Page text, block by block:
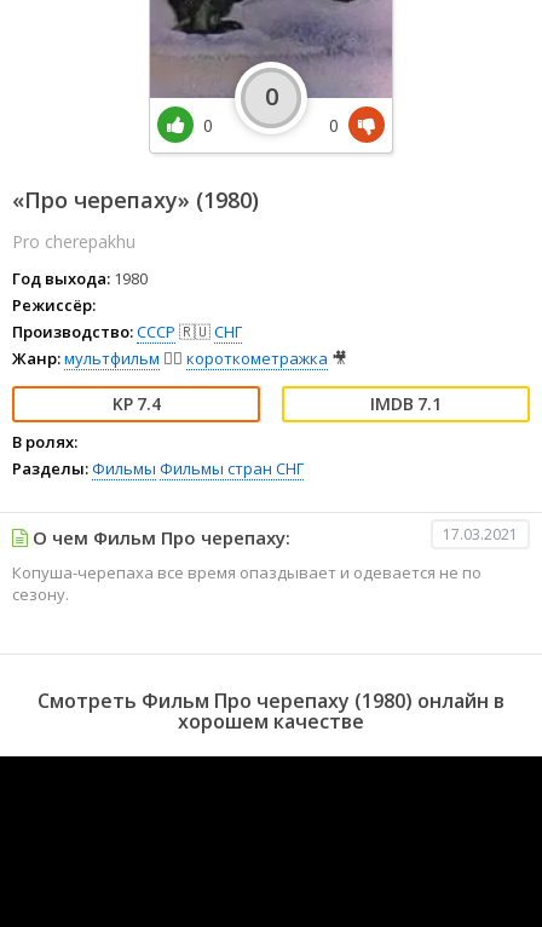
«Про черепаху» (1980)
Pro cherepakhu
Год выхода: 1980
Режиссёр:
Производство:СССР 🇷🇺СНГ
Жанр:мультфильм 🧚‍♀️ короткометражка 🎥
7.4 7.1
В ролях:
Разделы:Фильмы Фильмы стран СНГ
0
0
0
О чем Фильм Про черепаху: 17.03.2021
Копуша-черепаха все время опаздывает и одевается не по
сезону.
Смотреть Фильм Про черепаху (1980) онлайн в
хорошем качестве